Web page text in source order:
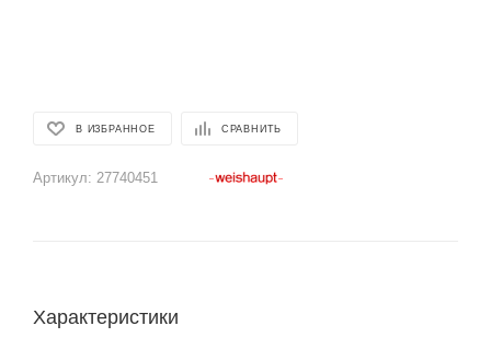
В ИЗБРАННОЕ СРАВНИТЬ
Артикул: 27740451
Характеристики